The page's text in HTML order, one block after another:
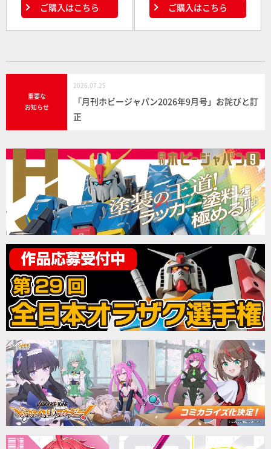
ご購入はこちら ご購入はこちら
重要な
お知らせ
2026.07.25
「月刊ホビージャパン2026年9月号」お詫びと訂
正